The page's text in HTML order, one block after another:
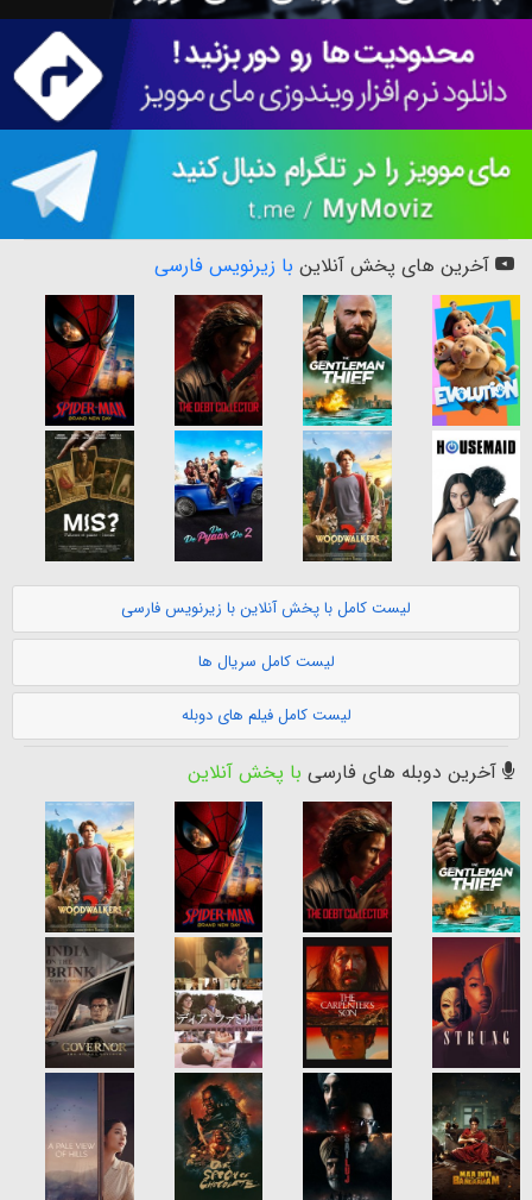
آخرین های پخش آنلاین با زیرنویس فارسی
لیست کامل با پخش آنلاین با زیرنویس فارسی
لیست کامل سریال ها
لیست کامل فیلم های دوبله
آخرین دوبله های فارسی با پخش آنلاین